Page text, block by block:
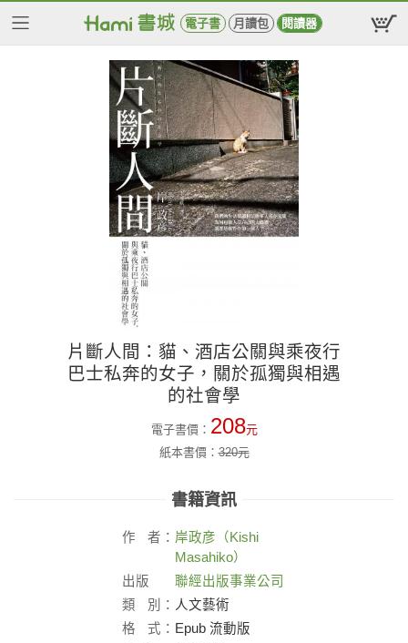
電子書 月讀包 閱讀器
片斷人間：貓、酒店公關與乘夜行
巴士私奔的女子，關於孤獨與相遇
的社會學
電子書價： 208元
紙本書價：320元
書籍資訊
作 者： 岸政彦（Kishi
Masahiko）
出版
社：
聯經出版事業公司
類
別： 人文藝術
格
式： Epub 流動版